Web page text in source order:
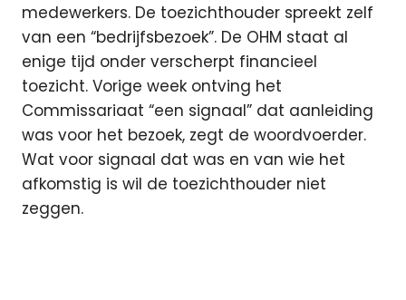
medewerkers. De toezichthouder spreekt zelf
van een “bedrijfsbezoek”. De OHM staat al
enige tijd onder verscherpt financieel
toezicht. Vorige week ontving het
Commissariaat “een signaal” dat aanleiding
was voor het bezoek, zegt de woordvoerder.
Wat voor signaal dat was en van wie het
afkomstig is wil de toezichthouder niet
zeggen.